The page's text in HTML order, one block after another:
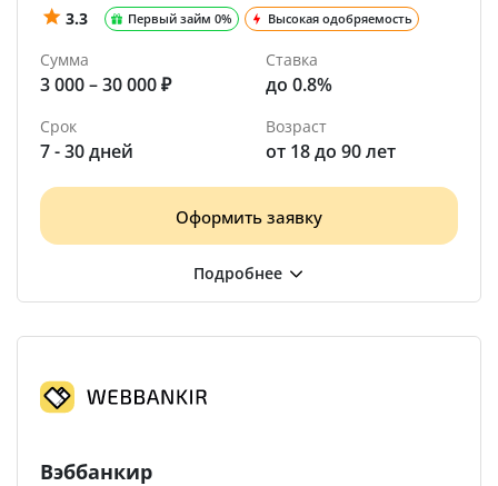
3.3 Первый займ 0% Высокая одобряемость
Сумма
3 000 – 30 000 ₽
Ставка
до 0.8%
Срок
7 - 30 дней
Возраст
от 18 до 90 лет
Оформить заявку
Вэббанкир